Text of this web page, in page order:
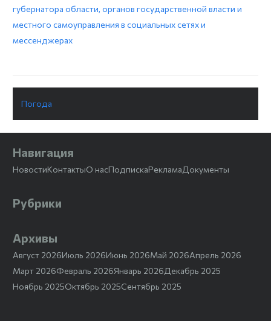
губернатора области, органов государственной власти и
местного самоуправления в социальных сетях и
мессенджерах
Погода
Навигация
НовостиКонтактыО насПодпискаРекламаДокументы
Рубрики
Архивы
Август 2026Июль 2026Июнь 2026Май 2026Апрель 2026
Март 2026Февраль 2026Январь 2026Декабрь 2025
Ноябрь 2025Октябрь 2025Сентябрь 2025